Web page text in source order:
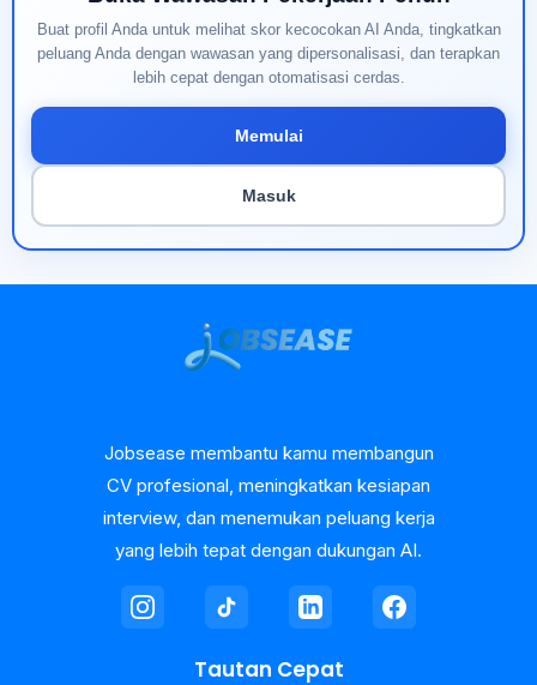
Buat profil Anda untuk melihat skor kecocokan AI Anda, tingkatkan
peluang Anda dengan wawasan yang dipersonalisasi, dan terapkan
lebih cepat dengan otomatisasi cerdas.
Memulai
Masuk
Jobsease membantu kamu membangun
CV profesional, meningkatkan kesiapan
interview, dan menemukan peluang kerja
yang lebih tepat dengan dukungan AI.
Tautan Cepat